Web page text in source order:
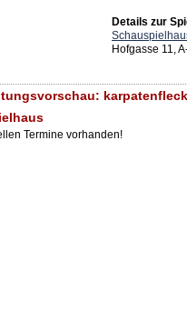
Details zur
Hofgasse 11,
Termine vorhanden!